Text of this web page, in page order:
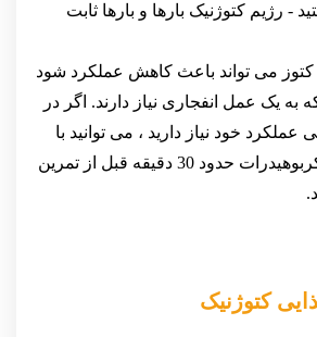
- رژیم کتوژنیک بارها و بارها ثابت
کتوز می تواند باعث کاهش عملکرد شود
به یک عمل انفجاری نیاز دارند. اگر در
خود نیاز دارید ، می توانید با
خوردن 25-50 گرم کربوهیدرات حدود 30 دقیقه قبل از تمرین
کتوژنیک